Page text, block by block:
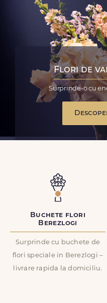
Flori de
Surprinde-o cu
Buchete flori
Berezlogi
Surprinde cu buchete de
flori speciale in Berezlogi –
livrare rapida la domiciliu.